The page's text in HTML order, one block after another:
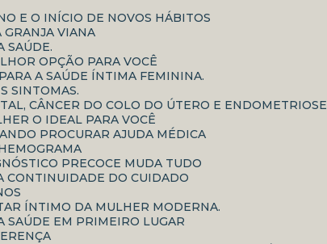
E O INÍCIO DE NOVOS HÁBITOS
GRANJA VIANA
SAÚDE.
OPÇÃO PARA VOCÊ
A SAÚDE ÍNTIMA FEMININA.
SINTOMAS.
CÂNCER DO COLO DO ÚTERO E ENDOMETRIOSE
O IDEAL PARA VOCÊ
PROCURAR AJUDA MÉDICA
PRECOCE MUDA TUDO
CONTINUIDADE DO CUIDADO
ÍNTIMO DA MULHER MODERNA.
SAÚDE EM PRIMEIRO LUGAR